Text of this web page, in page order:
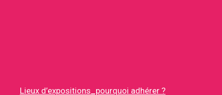
Lieux d’expositions_pourquoi adhérer ?